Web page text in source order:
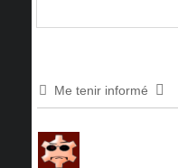
Me tenir informé